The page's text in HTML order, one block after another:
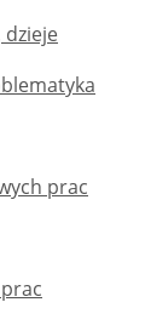
prac